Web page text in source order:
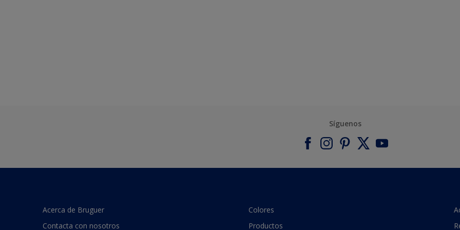
Síguenos
Acerca de Bruguer
Contacta con nosotros
Colores
Productos